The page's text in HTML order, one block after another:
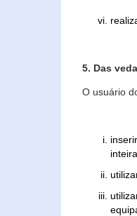
5. Das
O usuário